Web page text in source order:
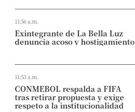
11:56 a.m.
Exintegrante de La Bella Luz
denuncia acoso y hostigamiento
11:53 a.m.
CONMEBOL respalda a FIFA
tras retirar propuesta y exige
respeto a la institucionalidad